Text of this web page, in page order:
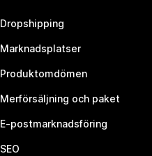
Dropshipping
Marknadsplatser
Produktomdömen
Merförsäljning och paket
E-postmarknadsföring
SEO